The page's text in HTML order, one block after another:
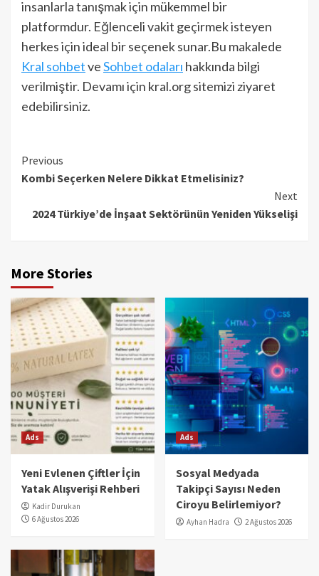
insanlarla tanışmak için mükemmel bir
platformdur. Eğlenceli vakit geçirmek isteyen
herkes için ideal bir seçenek sunar.Bu makalede
Kral sohbetveSohbet odaları hakkında bilgi
verilmiştir. Devamı için kral.org sitemizi ziyaret
edebilirsiniz.
Continue
Reading
Previous
Kombi Seçerken Nelere Dikkat Etmelisiniz?
Next
2024 Türkiye’de İnşaat Sektörünün Yeniden Yükselişi
More Stories
Ads
Yeni Evlenen Çiftler İçin
Yatak Alışverişi Rehberi
Kadir Durukan
6 Ağustos 2026
Ads
Sosyal Medyada
Takipçi Sayısı Neden
Ciroyu Belirlemiyor?
Ayhan Hadra 2 Ağustos 2026